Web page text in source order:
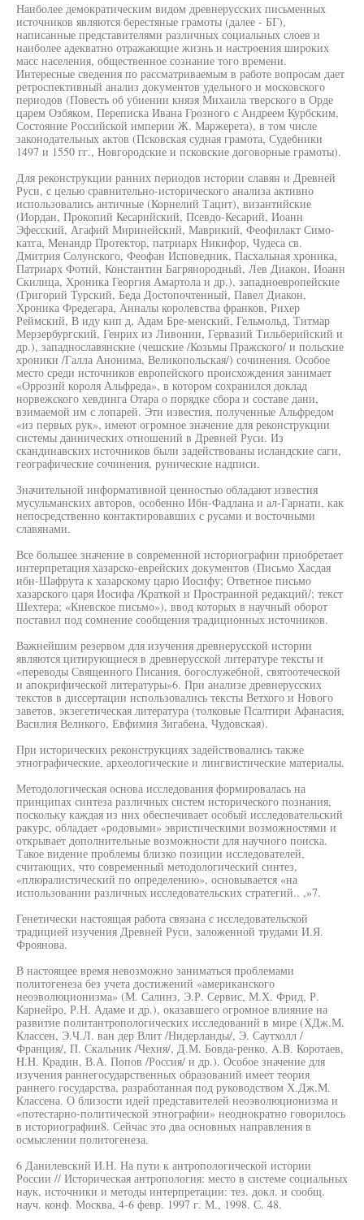
Наиболее демократическим видом древнерусских письменных
источников являются берестяные грамоты (далее - БГ),
написанные представителями различных социальных слоев и
наиболее адекватно отражающие жизнь и настроения широких
масс населения, общественное сознание того времени.
Интересные сведения по рассматриваемым в работе вопросам дает
ретроспективный анализ документов удельного и московского
периодов (Повесть об убиении князя Михаила тверского в Орде
царем Озбяком, Переписка Ивана Грозного с Андреем Курбским,
Состояние Российской империи Ж. Маржерета), в том числе
законодательных актов (Псковская судная грамота, Судебники
1497 и 1550 гг., Новгородские и псковские договорные грамоты).
Для реконструкции ранних периодов истории славян и Древней
Руси, с целью сравнительно-исторического анализа активно
использовались античные (Корнелий Тацит), византийские
(Иордан, Прокопий Кесарийский, Псевдо-Кесарий, Иоанн
Эфесский, Агафий Миринейский, Маврикий, Феофилакт Симо-
катга, Менандр Протектор, патриарх Никифор, Чудеса св.
Дмитрия Солунского, Феофан Исповедник, Пасхальная хроника,
Патриарх Фотий, Константин Багрянородный, Лев Диакон, Иоанн
Скилица, Хроника Георгия Амартола и др.), западноевропейские
(Григорий Турский, Беда Достопочтенный, Павел Диакон,
Хроника Фредегара, Анналы королевства франков, Рихер
Реймский, В иду кип д, Адам Бре-менский, Гельмольд, Титмар
Мерзербургский, Генрих из Ливонии, Гервазий Тильберийский и
др.), западнославянские (чешские /Козьмы Пражского/ и польские
хроники /Галла Анонима, Великопольская/) сочинения. Особое
место среди источников европейского происхождения занимает
«Оррозий короля Альфреда», в котором сохранился доклад
норвежского хевдинга Отара о порядке сбора и составе дани,
взимаемой им с лопарей. Эти известия, полученные Альфредом
«из первых рук», имеют огромное значение для реконструкции
системы даннических отношений в Древней Руси. Из
скандинавских источников были задействованы исландские саги,
географические сочинения, рунические надписи.
Значительной информативной ценностью обладают известия
мусульманских авторов, особенно Ибн-Фадлана и ал-Гарнати, как
непосредственно контактировавших с русами и восточными
славянами.
Все большее значение в современной историографии приобретает
интерпретация хазарско-еврейских документов (Письмо Хасдая
ибн-Шафрута к хазарскому царю Иосифу; Ответное письмо
хазарского царя Иосифа /Краткой и Пространной редакций/; текст
Шехтера; «Киевское письмо»), ввод которых в научный оборот
поставил под сомнение сообщения традиционных источников.
Важнейшим резервом для изучения древнерусской истории
являются цитирующиеся в древнерусской литературе тексты и
«переводы Священного Писания, богослужебной, святоотеческой
и апокрифической литературы»6. При анализе древнерусских
текстов в диссертации использовались тексты Ветхого и Нового
заветов, экзегетическая литература (толковые Псалтири Афанасия,
Василия Великого, Евфимия Зигабена, Чудовская).
При исторических реконструкциях задействовались также
этнографические, археологические и лингвистические материалы.
Методологическая основа исследования формировалась на
принципах синтеза различных систем исторического познания,
поскольку каждая из них обеспечивает особый исследовательский
ракурс, обладает «родовыми» эвристическими возможностями и
открывает дополнительные возможности для научного поиска.
Такое видение проблемы близко позиции исследователей,
считающих, что современный методологический синтез,
«плюралистический по определению», основывается «на
использовании различных исследовательских стратегий.. ,»7.
Генетически настоящая работа связана с исследовательской
традицией изучения Древней Руси, заложенной трудами И.Я.
Фроянова.
В настоящее время невозможно заниматься проблемами
политогенеза без учета достижений «американского
неоэволюционизма» (М. Салинз, Э.Р. Сервис, М.Х. Фрид, Р.
Карнейро, Р.Н. Адаме и др.), оказавшего огромное влияние на
развитие политантропологических исследований в мире (ХДж.М.
Классен, Э.Ч.Л. ван дер Влит /Нидерланды/, Э. Саутхолл /
Франция/, П. Скальник /Чехия/, Д.М. Бовда-ренко, A.B. Коротаев,
H.H. Крадин, В.А. Попов /Россия/ и др.). Особое значение для
изучения раннегосударственных образований имеет теория
раннего государства, разработанная под руководством Х.Дж.М.
Классена. О близости идей представителей неоэволюционизма и
«потестарно-политической этнографии» неоднократно говорилось
в историографии8. Сейчас это два основных направления в
осмыслении политогенеза.
6 Данилевский И.Н. На пути к антропологической истории
России // Историческая антропология: место в системе социальных
наук, источники и методы интерпретации: тез. докл. и сообщ.
науч. конф. Москва, 4-6 февр. 1997 г. М., 1998. С. 48.